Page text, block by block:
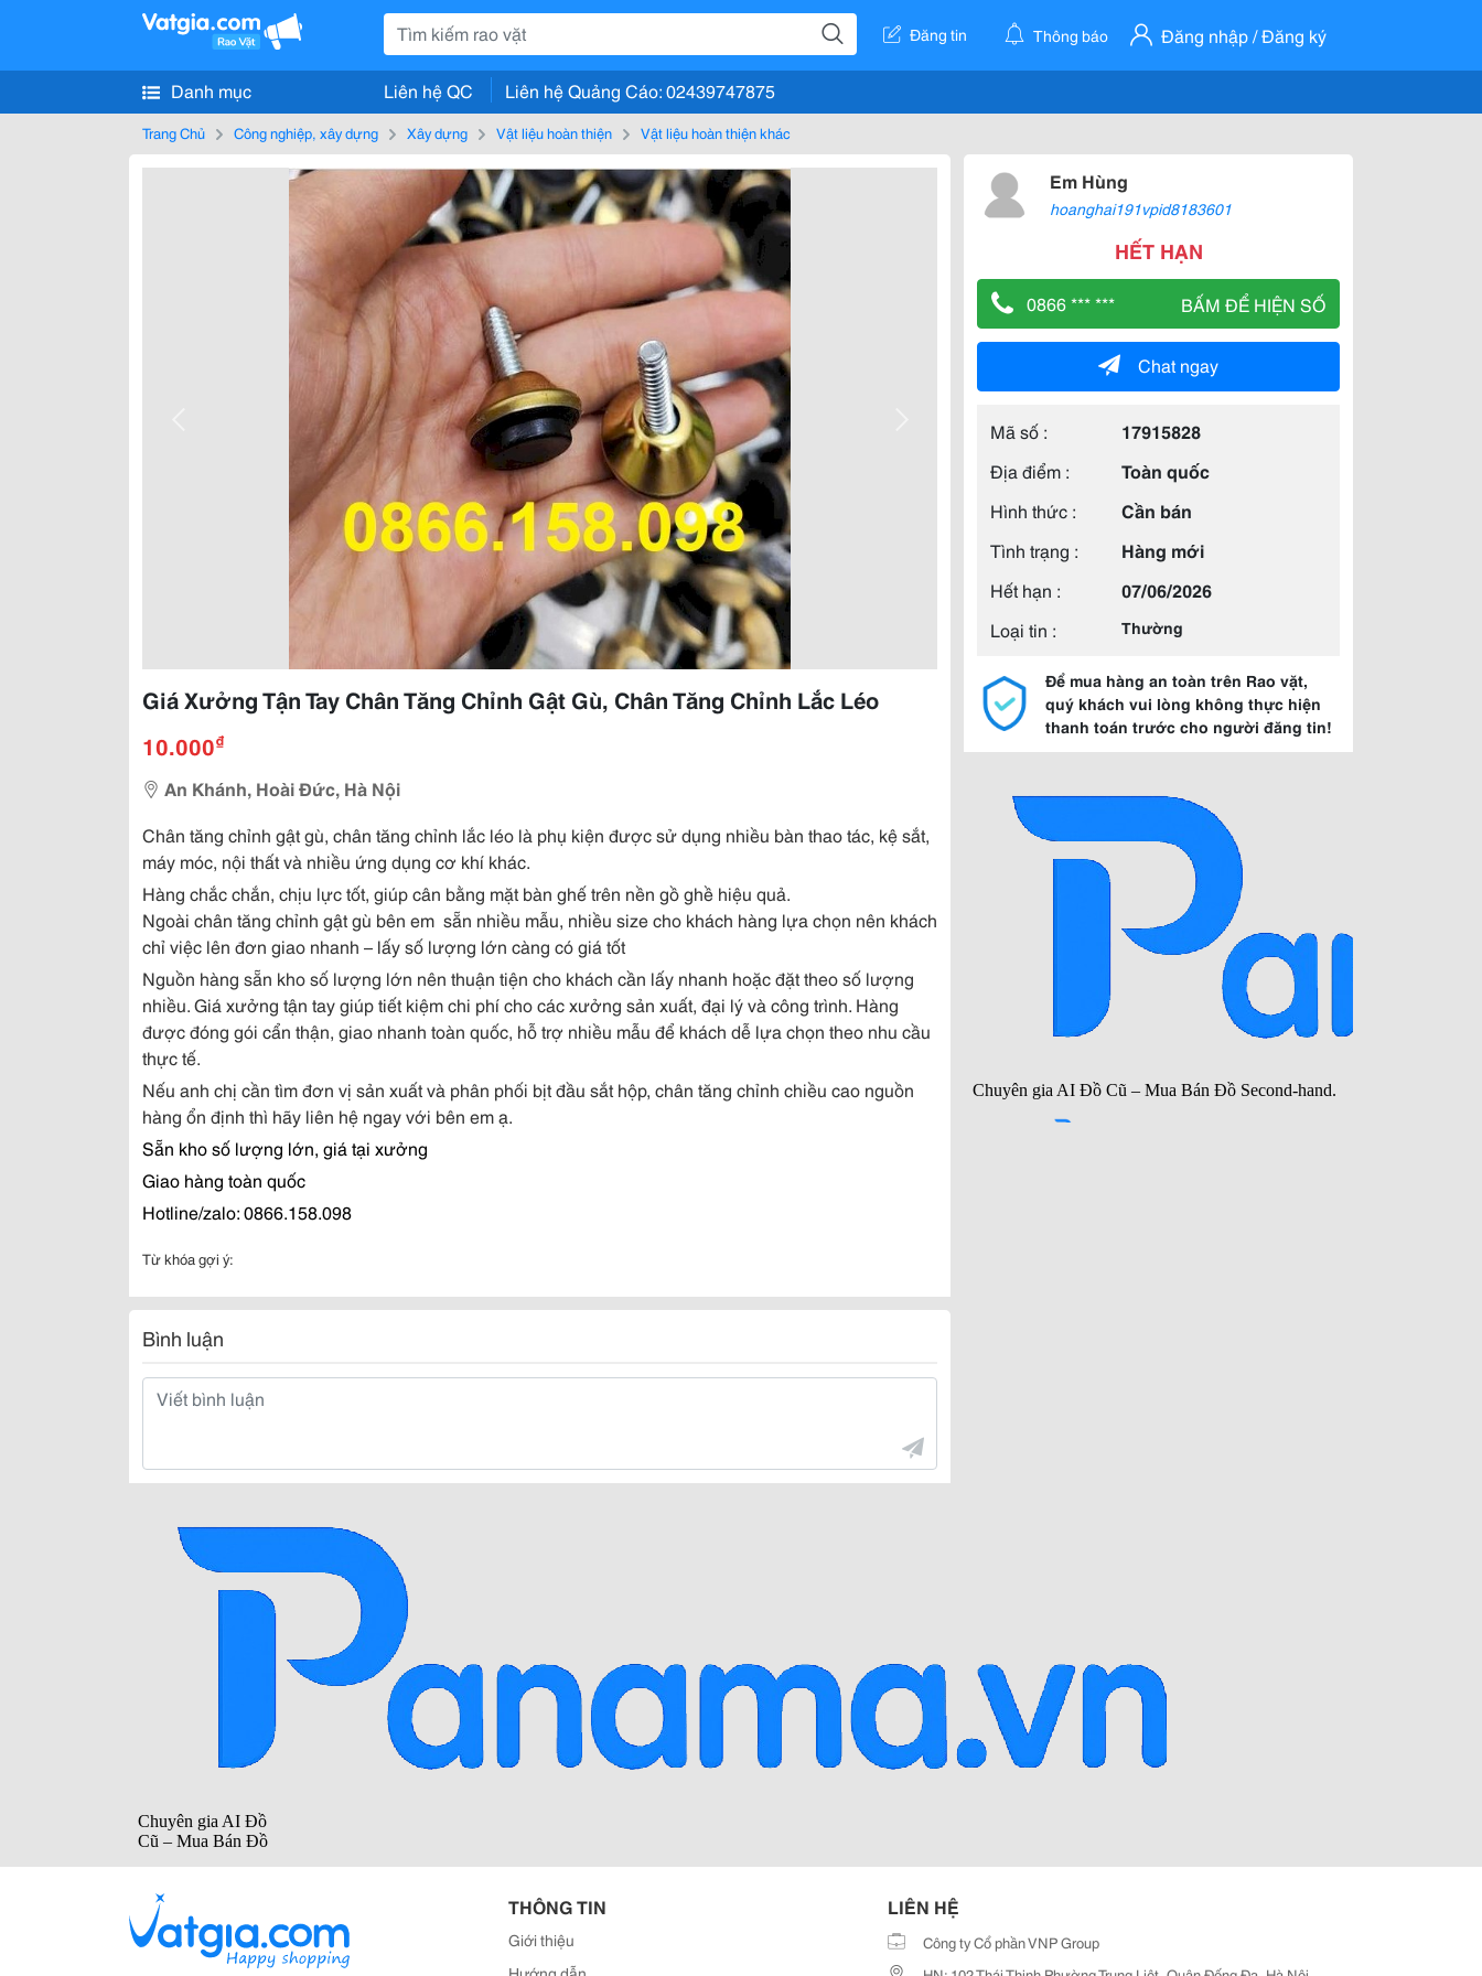
Đăng tin Thông báo Đăng nhập / Đăng ký
Danh mục Liên hệ QC Liên hệ Quảng Cáo: 02439747875
Trang Chủ Công nghiệp, xây dựng Xây dựng Vật liệu hoàn thiện Vật liệu hoàn thiện khác
Giá Xưởng Tận Tay Chân Tăng Chỉnh Gật Gù, Chân Tăng Chỉnh Lắc Léo
10.000₫
An Khánh, Hoài Đức, Hà Nội
Chân tăng chỉnh gật gù, chân tăng chỉnh lắc léo là phụ kiện được sử dụng nhiều bàn thao tác, kệ sắt,
máy móc, nội thất và nhiều ứng dụng cơ khí khác.
Hàng chắc chắn, chịu lực tốt, giúp cân bằng mặt bàn ghế trên nền gồ ghề hiệu quả.
Ngoài chân tăng chỉnh gật gù bên em sẵn nhiều mẫu, nhiều size cho khách hàng lựa chọn nên khách
chỉ việc lên đơn giao nhanh – lấy số lượng lớn càng có giá tốt
Nguồn hàng sẵn kho số lượng lớn nên thuận tiện cho khách cần lấy nhanh hoặc đặt theo số lượng
nhiều. Giá xưởng tận tay giúp tiết kiệm chi phí cho các xưởng sản xuất, đại lý và công trình. Hàng
được đóng gói cẩn thận, giao nhanh toàn quốc, hỗ trợ nhiều mẫu để khách dễ lựa chọn theo nhu cầu
thực tế.
Nếu anh chị cần tìm đơn vị sản xuất và phân phối bịt đầu sắt hộp, chân tăng chỉnh chiều cao nguồn
hàng ổn định thì hãy liên hệ ngay với bên em ạ.
Sẵn kho số lượng lớn, giá tại xưởng
Giao hàng toàn quốc
Hotline/zalo: 0866.158.098
Từ khóa gợi ý:
Bình luận
Em Hùng
hoanghai191vpid8183601
HẾT HẠN
0866 *** *** BẤM ĐỂ HIỆN SỐ
Chat ngay
Mã số :
17915828
Địa điểm :
Toàn quốc
Hình thức :
Cần bán
Tình trạng :
Hàng mới
Hết hạn :
07/06/2026
Loại tin :
Thường
Để mua hàng an toàn trên Rao vặt,
quý khách vui lòng không thực hiện
thanh toán trước cho người đăng tin!
THÔNG TIN
Giới thiệu
LIÊN HỆ
Công ty Cổ phần VNP Group